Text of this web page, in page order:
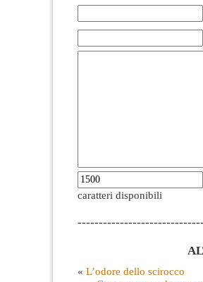
caratteri disponibili
« L’odore dello scirocco